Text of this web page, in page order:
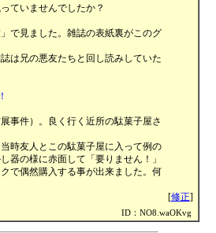
ていませんでしたか？
で見ました。雑誌の表紙裏がこのグ
は兄の悪友たちと回し読みしていた
事件）。良く行く近所の駄菓子屋さ
時友人とこの駄菓子屋に入って例の
器の様に赤面して「要りません！」
で偶然購入する事が出来ました。何
[修正]
ID：NO8.waOKvg